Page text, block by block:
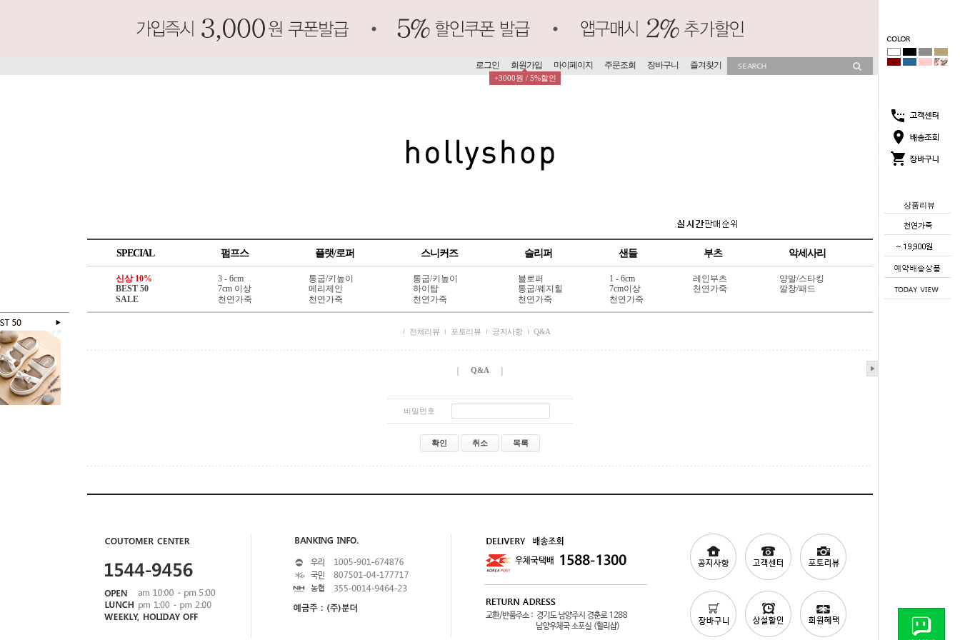
상품리뷰
로그인 회원가입
+3000원 / 5%할인
마이페이지 주문조회 장바구니 즐겨찾기
SPECIAL 펌프스 플랫/로퍼 스니커즈 슬리퍼 샌들 부츠 악세사리
신상 10%
BEST 50
SALE
3 - 6cm
7cm 이상
천연가죽
통굽/키높이
메리제인
천연가죽
통굽/키높이
하이탑
천연가죽
블로퍼
통굽/웨지힐
천연가죽
1 - 6cm
7cm이상
천연가죽
레인부츠
천연가죽
양말/스타킹
깔창/패드
전체리뷰 포토리뷰 공지사항 Q&A
[ Q&A ]
비밀번호
확인 취소 목록